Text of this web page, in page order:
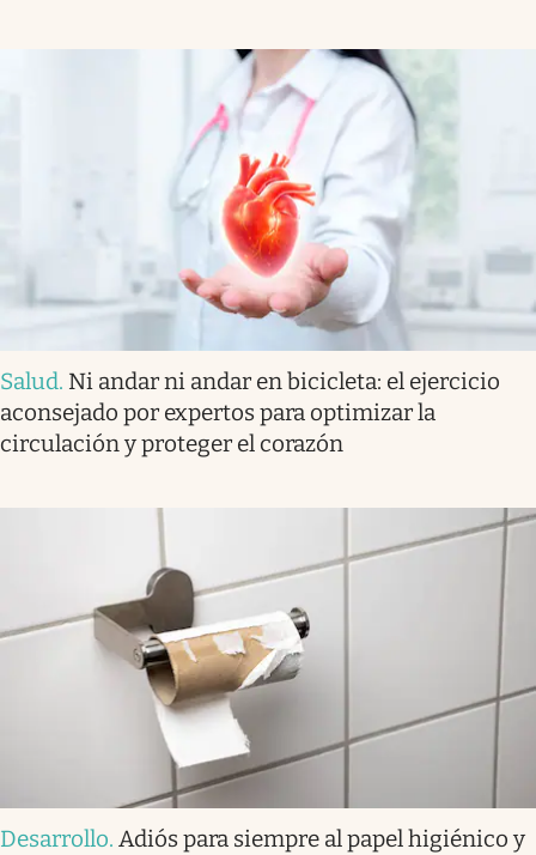
Salud. Ni andar ni andar en bicicleta: el ejercicio
aconsejado por expertos para optimizar la
circulación y proteger el corazón
Desarrollo. Adiós para siempre al papel higiénico y